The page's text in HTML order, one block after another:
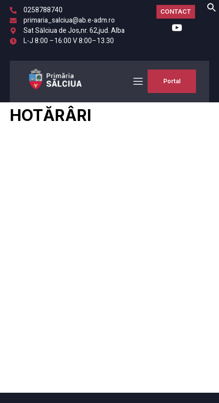
0258788740
primaria_salciua@ab.e-adm.ro
Sat Sălciua de Jos,nr. 62,jud. Alba
L-J 8:00 –16:00 V 8:00–13.30
CONTACT
Portal
HOTĂRÂRI